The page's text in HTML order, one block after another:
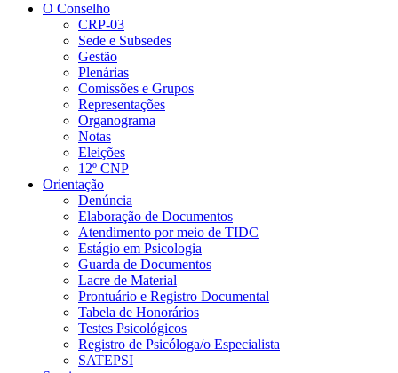
O Conselho
CRP-03
Sede e Subsedes
Gestão
Plenárias
Comissões e Grupos
Representações
Organograma
Notas
Eleições
12º CNP
Orientação
Denúncia
Elaboração de Documentos
Atendimento por meio de TIDC
Estágio em Psicologia
Guarda de Documentos
Lacre de Material
Prontuário e Registro Documental
Tabela de Honorários
Testes Psicológicos
Registro de Psicóloga/o Especialista
SATEPSI